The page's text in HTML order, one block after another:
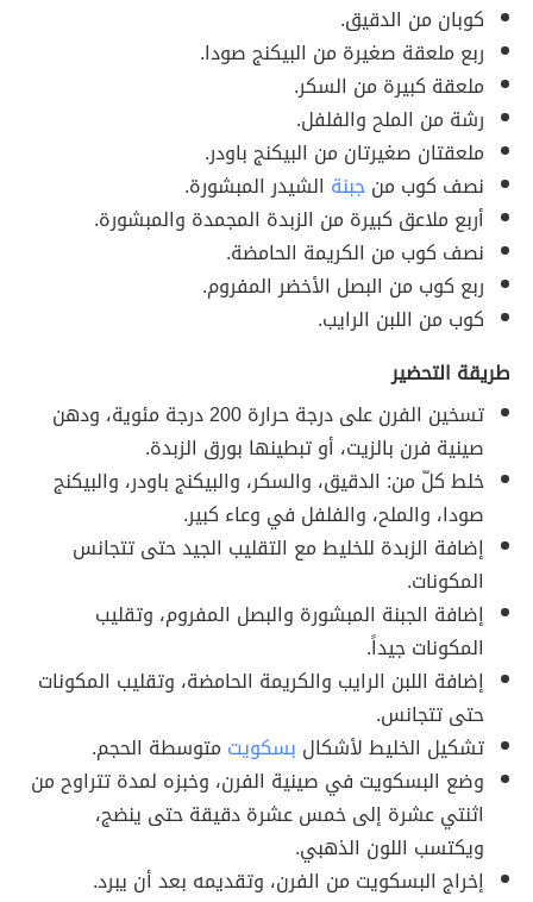
كوبان من الدقيق.
ربع ملعقة صغيرة من البيكنج صودا.
ملعقة كبيرة من السكر.
رشة من الملح والفلفل.
ملعقتان صغيرتان من البيكنج باودر.
نصف كوب منجبنة الشيدر المبشورة.
أربع ملاعق كبيرة من الزبدة المجمدة والمبشورة.
نصف كوب من الكريمة الحامضة.
ربع كوب من البصل الأخضر المفروم.
كوب من اللبن الرايب.
طريقة التحضير
تسخين الفرن على درجة حرارة 200 درجة مئوية، ودهن
صينية فرن بالزيت، أو تبطينها بورق الزبدة.
خلط كلّ من: الدقيق، والسكر، والبيكنج باودر، والبيكنج
صودا، والملح، والفلفل في وعاء كبير.
إضافة الزبدة للخليط مع التقليب الجيد حتى تتجانس
المكونات.
إضافة الجبنة المبشورة والبصل المفروم، وتقليب
المكونات جيداً.
إضافة اللبن الرايب والكريمة الحامضة، وتقليب المكونات
حتى تتجانس.
تشكيل الخليط لأشكال بسكويت متوسطة الحجم.
وضع البسكويت في صينية الفرن، وخبزه لمدة تتراوح من
اثنتي عشرة إلى خمس عشرة دقيقة حتى ينضج،
ويكتسب اللون الذهبي.
إخراج البسكويت من الفرن، وتقديمه بعد أن يبرد.